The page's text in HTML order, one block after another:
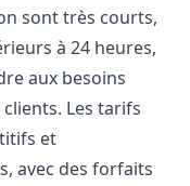
sont très courts,
à 24 heures,
aux besoins
Les tarifs
et
avec des forfaits